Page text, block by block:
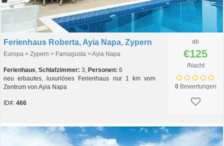
Ferienhaus Roberta, Ayia Napa, Zypern
Europa > Zypern > Famagusta > Ayia Napa
Ferienhaus Schlafzimmer: 3, Personen: 6
neu erbautes, luxuriöses Ferienhaus nur 1 km vom
Zentrum von Ayia Napa
ID#: 466
ab
€125
/Nacht
0Bewertungen